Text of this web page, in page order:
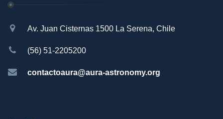
Av. Juan Cisternas 1500 La Serena, Chile
(56) 51-2205200
contactoaura@aura-astronomy.org